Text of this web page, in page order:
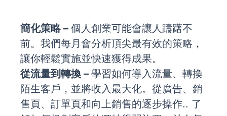
簡化策略 – 個人創業可能會讓人躊躇不
前。我們每月會分析頂尖最有效的策略，
讓你輕鬆實施並快速獲得成果。
從流量到轉換 – 學習如何導入流量、轉換
陌生客戶，並將收入最大化。從廣告、銷
售頁、訂單頁和向上銷售的逐步操作.. 了